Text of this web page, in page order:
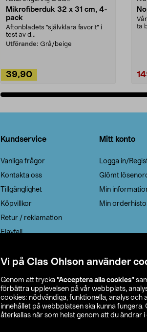
Vi på Clas Ohlson använder
Genom att trycka ”Acceptera alla cookies”
förbättra upplevelsen på vår webbplats,
cookies: nödvändiga, funktionella, analys
innehållet på webbplatsen ska kunna
återkallas när som helst genom att du ändrar
Mikrofiberduk 32 x 31 cm, 4-
pack
Aftonbladets "självklara favorit” i
test av d...
Utförande: Grå/beige
39,90
ta
Kundservice
Vanliga frågor
Kontakta oss
Tillgänglighet
Köpvillkor
Retur / reklamation
Elavfall
Leveransalternativ
Mitt konto
Logga in/
Glömt
Min
Min